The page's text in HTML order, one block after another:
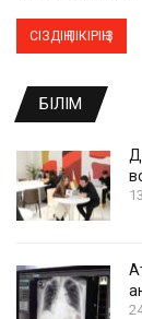
БІЛІМ